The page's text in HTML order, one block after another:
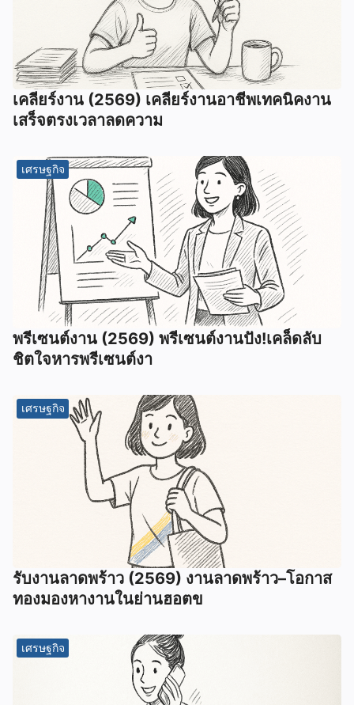
เคลียร์งาน (2569) เคลียร์งานอาชีพเทคนิคงาน
เสร็จตรงเวลาลดความ
เศรษฐกิจ
พรีเซนต์งาน (2569) พรีเซนต์งานปัง!เคล็ดลับ
ชิตใจหารพรีเซนต์งา
เศรษฐกิจ
รับงานลาดพร้าว (2569) งานลาดพร้าว–โอกาส
ทองมองหางานในย่านฮอตข
เศรษฐกิจ